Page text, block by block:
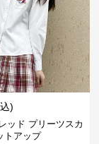
)
ッド プリーツスカ
トアップ